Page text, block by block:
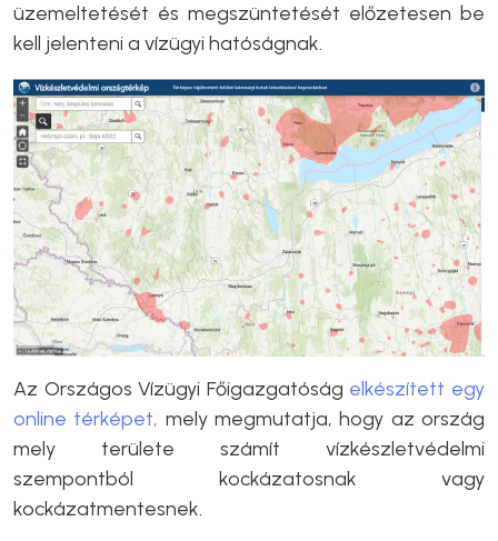
üzemeltetését és megszüntetését előzetesen be
kell jelenteni a vízügyi hatóságnak.
Az Országos Vízügyi Főigazgatóság elkészített egy
online térképet, mely megmutatja, hogy az ország
mely területe számít vízkészletvédelmi
szempontból kockázatosnak vagy
kockázatmentesnek.